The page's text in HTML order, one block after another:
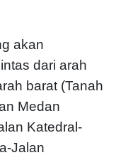
akan
dari arah
barat (Tanah
Medan
Katedral-
Jalan